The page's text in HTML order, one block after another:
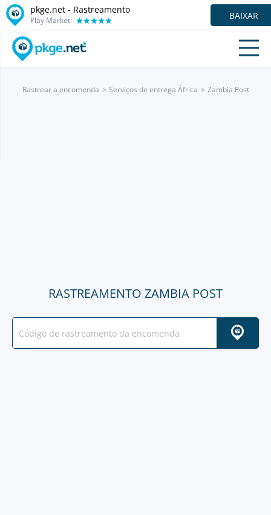
pkge.net - Rastreamento
Play Market: BAIXAR
Rastrear a encomenda Serviços de entrega África Zambia Post
RASTREAMENTO ZAMBIA POST